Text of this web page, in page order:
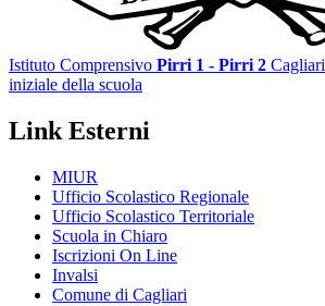
Istituto Comprensivo Pirri 1 - Pirri 2 Cagliari
iniziale della scuola
Link Esterni
MIUR
Ufficio Scolastico Regionale
Ufficio Scolastico Territoriale
Scuola in Chiaro
Iscrizioni On Line
Invalsi
Comune di Cagliari